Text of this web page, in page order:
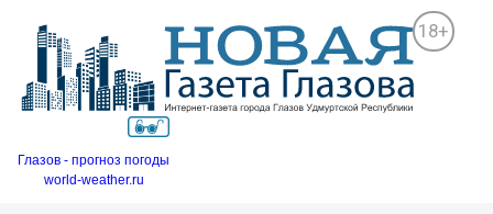
18+
Глазов - прогноз погоды
world-weather.ru